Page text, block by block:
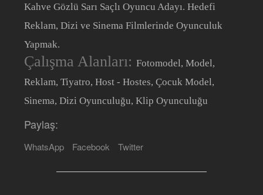
Kahve Gözlü Sarı Saçlı Oyuncu Adayı. Hedefi
Reklam, Dizi ve Sinema Filmlerinde Oyunculuk
Yapmak.
Çalışma Alanları:Fotomodel, Model,
Reklam, Tiyatro, Host - Hostes, Çocuk Model,
Sinema, Dizi Oyunculuğu, Klip Oyunculuğu
Paylaş:
WhatsApp Facebook Twitter